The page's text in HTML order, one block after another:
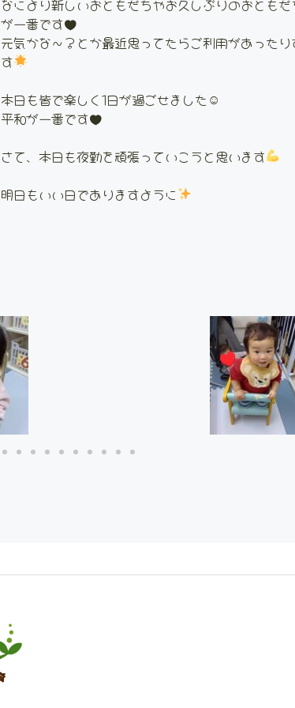
が一番です♥
元気かな〜？とか最近思ってたらご利用があった
す
本日も皆で楽しく1日が過ごせました☺
平和が一番です♥
さて、本日も夜勤を頑張っていこうと思います
明日もいい日でありますように